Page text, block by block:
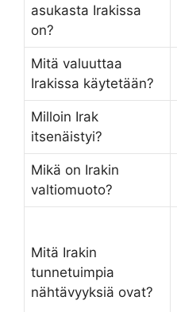
asukasta Irakissa
on?
Mitä valuuttaa
Irakissa käytetään?
Milloin Irak
itsenäistyi?
Mikä on Irakin
valtiomuoto?
Mitä Irakin
tunnetuimpia
nähtävyyksiä ovat?